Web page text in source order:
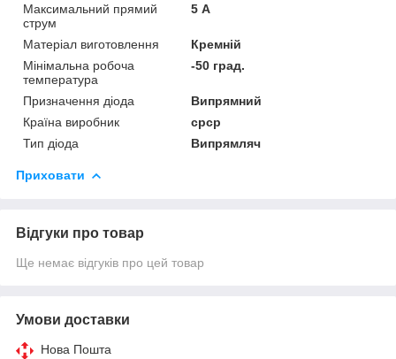
Максимальний прямий
струм
5 А
Матеріал виготовлення
Кремній
Мінімальна робоча
температура
-50 град.
Призначення діода
Випрямний
Країна виробник
срср
Тип діода
Випрямляч
Приховати
Відгуки про товар
Ще немає відгуків про цей товар
Умови доставки
Нова Пошта